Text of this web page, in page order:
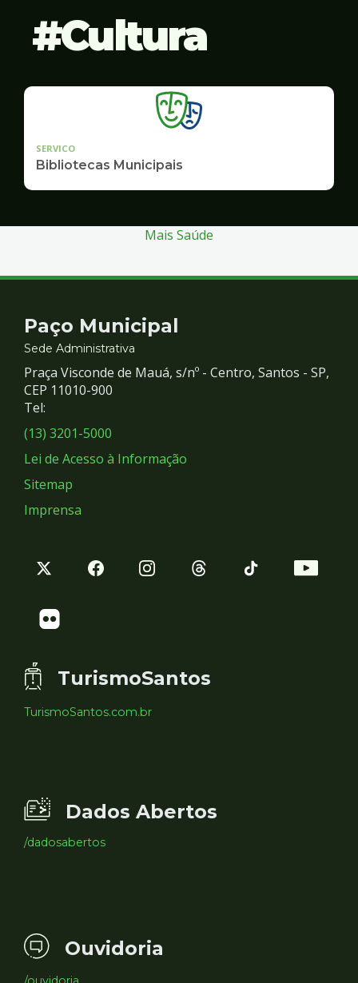
Cultura
SERVICO
Bibliotecas Municipais
Mais Saúde
Contato
e
Redes
Sociais
Paço Municipal
Sede Administrativa
Praça Visconde de Mauá, s/nº - Centro, Santos - SP,
CEP 11010-900
Tel:
(13) 3201-5000
Lei de Acesso à Informação
Sitemap
Imprensa
TurismoSantos
TurismoSantos.com.br
Dados Abertos
/dadosabertos
Ouvidoria